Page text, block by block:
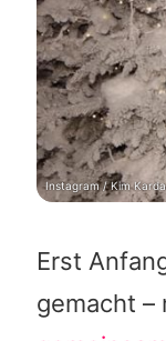
Erst
gemacht –
Instagram / Kim